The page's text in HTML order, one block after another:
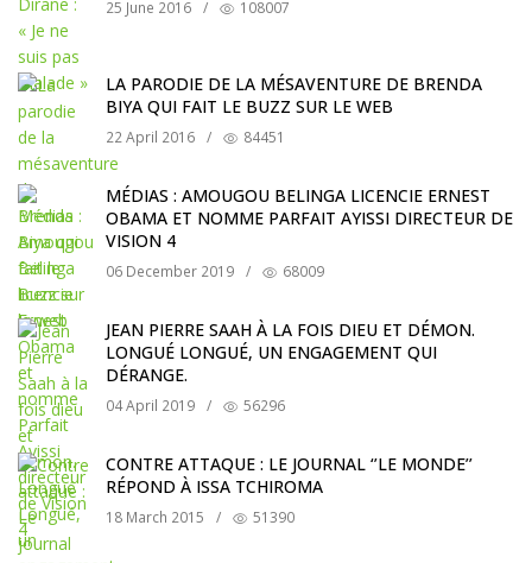
25 June 2016 / 108007
LA PARODIE DE LA MÉSAVENTURE DE BRENDA
BIYA QUI FAIT LE BUZZ SUR LE WEB
22 April 2016 / 84451
MÉDIAS : AMOUGOU BELINGA LICENCIE ERNEST
OBAMA ET NOMME PARFAIT AYISSI DIRECTEUR DE
VISION 4
06 December 2019 / 68009
JEAN PIERRE SAAH À LA FOIS DIEU ET DÉMON.
LONGUÉ LONGUÉ, UN ENGAGEMENT QUI
DÉRANGE.
04 April 2019 / 56296
CONTRE ATTAQUE : LE JOURNAL ‘’LE MONDE’’
RÉPOND À ISSA TCHIROMA
18 March 2015 / 51390